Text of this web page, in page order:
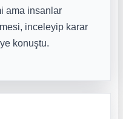
ama insanlar
inceleyip karar
konuştu.